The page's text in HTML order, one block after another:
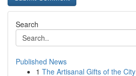
Search
Published News
1 The Artisanal Gifts of the City